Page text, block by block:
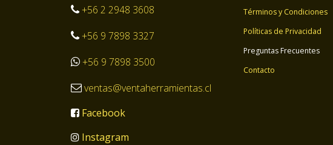
+56 2 2948 3608
+56 9 7898 3327
+56 9 7898 3500
ventas@ventaherramientas.cl
Facebook
Instagram
Términos y Condiciones
Políticas de Privacidad
Preguntas Frecuentes
Contacto